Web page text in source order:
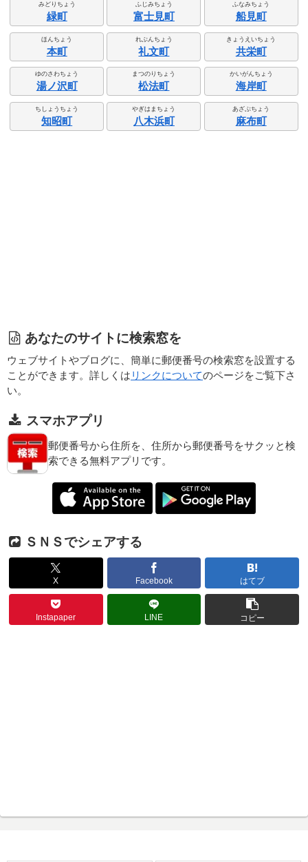
みどりちょう
緑町
ふじみちょう
富士見町
ふなみちょう
船見町
ほんちょう
本町
れぶんちょう
礼文町
きょうえいちょう
共栄町
ゆのさわちょう
湯ノ沢町
まつのりちょう
松法町
かいがんちょう
海岸町
ちしょうちょう
知昭町
やぎはまちょう
八木浜町
あざぶちょう
麻布町
あなたのサイトに検索窓を
ウェブサイトやブログに、簡単に郵便番号の検索窓を設置する
ことができます。詳しくは リンクについてのページをご覧下さ
い。
スマホアプリ
郵便番号から住所を、住所から郵便番号をサクッと検
索できる無料アプリです。
ＳＮＳでシェアする
X Facebook はてブ
Instapaper LINE コピー